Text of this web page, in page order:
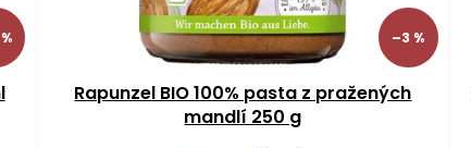
–3 %
Rapunzel BIO 100% pasta z pražených
mandlí 250 g